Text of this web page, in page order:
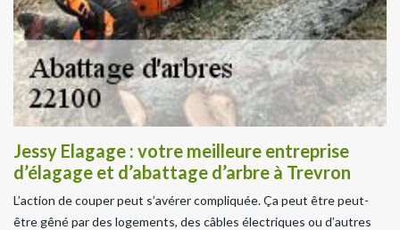
Jessy Elagage : votre meilleure entreprise
d’élagage et d’abattage d’arbre à Trevron
L’action de couper peut s’avérer compliquée. Ça peut être peut-
être gêné par des logements, des câbles électriques ou d’autres